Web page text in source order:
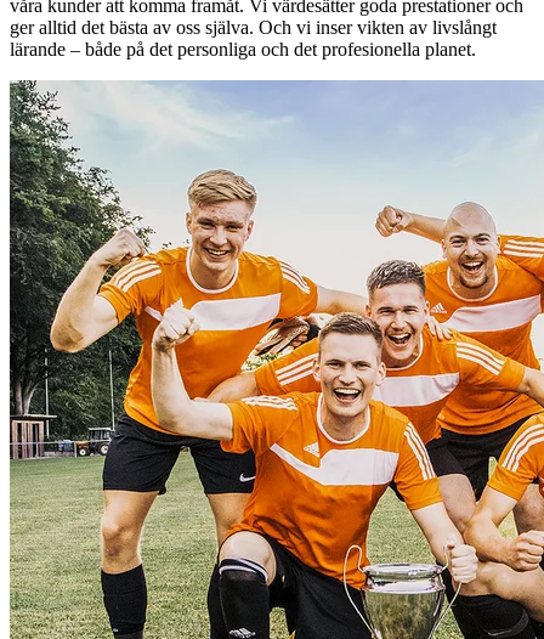
våra kunder att komma framåt. Vi värdesätter goda prestationer och
ger alltid det bästa av oss själva. Och vi inser vikten av livslångt
lärande – både på det personliga och det profesionella planet.